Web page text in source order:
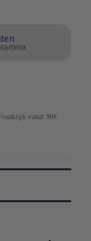
vanaf 90€